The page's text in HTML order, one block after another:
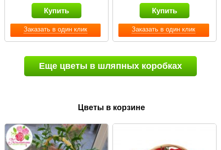
Заказать в один клик
Купить
Заказать в один клик
Купить
Еще цветы в шляпных коробках
Цветы в корзине